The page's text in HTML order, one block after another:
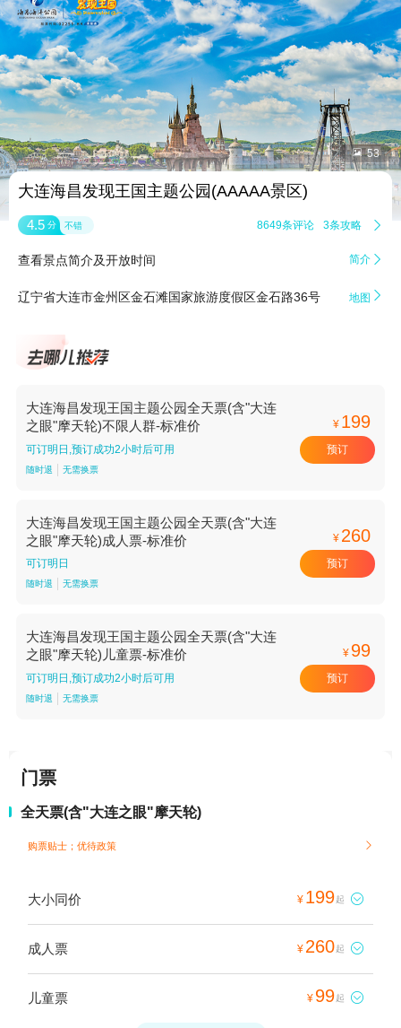
 53
大连海昌发现王国主题公园(AAAAA景区)
4.5 分 不错 8649条评论 3条攻略 
查看景点简介及开放时间 简介 
辽宁省大连市金州区金石滩国家旅游度假区金石路36号 地图 
大连海昌发现王国主题公园全天票(含"大连
之眼"摩天轮)不限人群-标准价
可订明日,预订成功2小时后可用
随时退 无需换票
¥ 199
预订
大连海昌发现王国主题公园全天票(含"大连
之眼"摩天轮)成人票-标准价
可订明日
随时退 无需换票
¥ 260
预订
大连海昌发现王国主题公园全天票(含"大连
之眼"摩天轮)儿童票-标准价
可订明日,预订成功2小时后可用
随时退 无需换票
¥ 99
预订
门票
全天票(含"大连之眼"摩天轮)
购票贴士； 优待政策 
大小同价 ¥ 199起 
成人票 ¥ 260起 
儿童票 ¥ 99起 
